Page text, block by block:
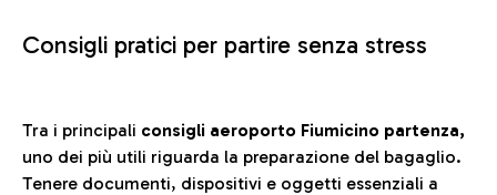
Consigli pratici per partire senza stress
Tra i principali consigli aeroporto Fiumicino partenza,
uno dei più utili riguarda la preparazione del bagaglio.
Tenere documenti, dispositivi e oggetti essenziali a